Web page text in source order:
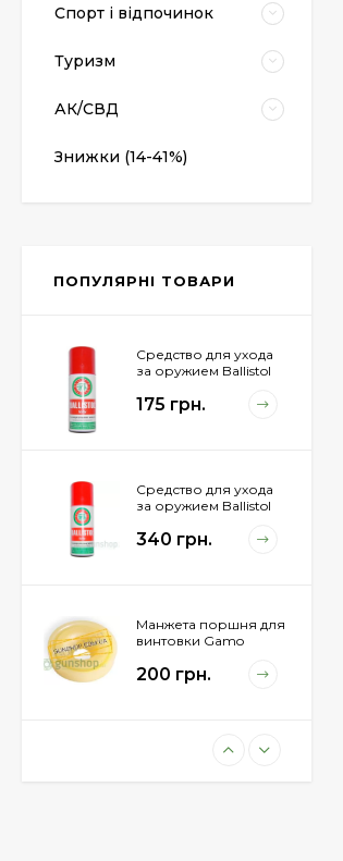
Спорт і відпочинок
Туризм
АК/СВД
Знижки (14-41%)
ПОПУЛЯРНІ ТОВАРИ
Средство для ухода
за оружием Ballistol
175 грн.
Средство для ухода
за оружием Ballistol
340 грн.
Манжета поршня для
винтовки Gamo
200 грн.